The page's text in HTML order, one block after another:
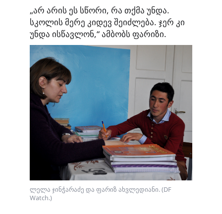
„არ არის ეს სწორი, რა თქმა უნდა.
სკოლის მერე კიდევ შეიძლება. ჯერ კი
უნდა ისწავლონ,“ ამბობს ფარიზი.
ლელა ჯინჭარაძე და ფარიზ ახვლედიანი. (DF
Watch.)